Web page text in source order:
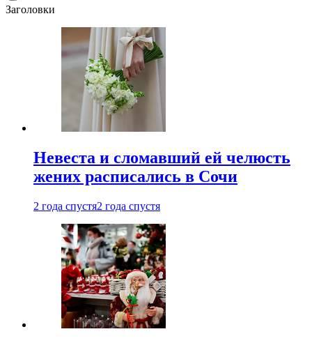
Заголовки
Невеста и сломавший ей челюсть
жених расписались в Сочи
2 года спустя2 года спустя